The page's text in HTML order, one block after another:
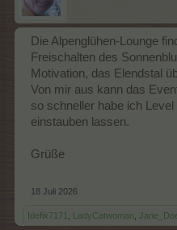
Die Alpenglühen-Lounge
Freischalten des
Motivation, das Elendstal
Von mir aus kann das
so schneller habe ich
einstauben lassen.
Grüße
18 Juli 2026
Idefix7171 LadyCatwoman